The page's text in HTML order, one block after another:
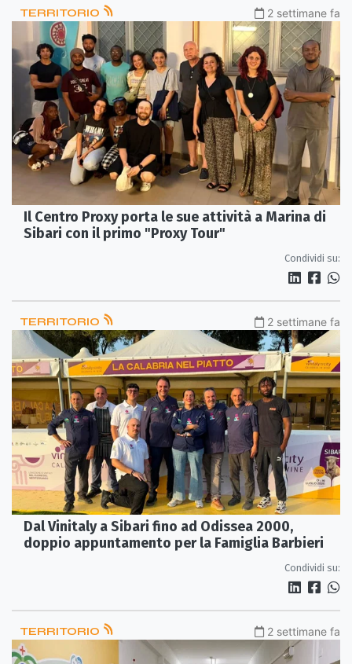
TERRITORIO 2 settimane fa
Il Centro Proxy porta le sue attività a Marina di
Sibari con il primo "Proxy Tour"
Condividi su:
TERRITORIO 2 settimane fa
Dal Vinitaly a Sibari fino ad Odissea 2000,
doppio appuntamento per la Famiglia Barbieri
Condividi su:
TERRITORIO 2 settimane fa